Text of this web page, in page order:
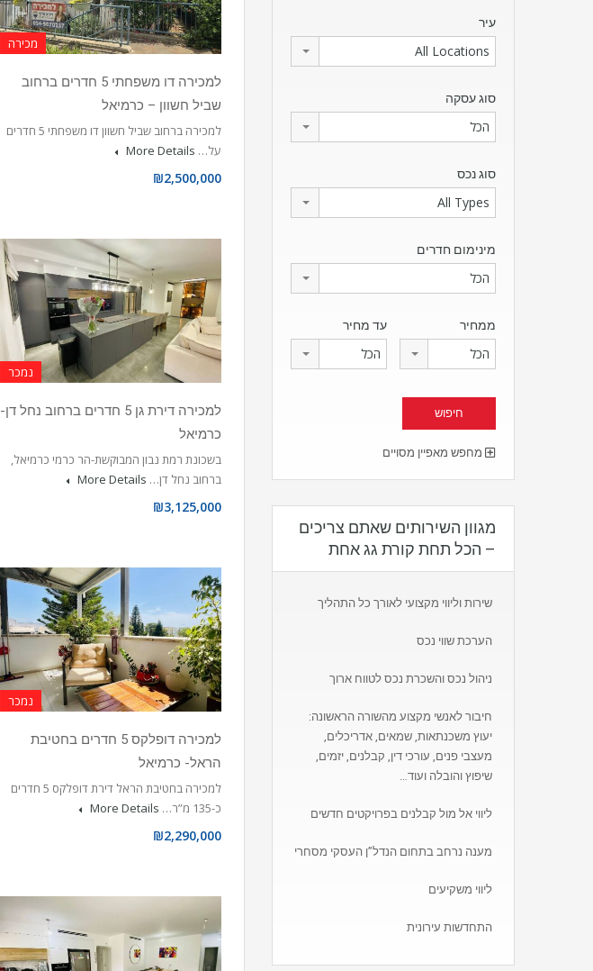
מכירה
למכירה דו משפחתי 5 חדרים ברחוב
שביל חשוון – כרמיאל
למכירה ברחוב שביל חשוון דו משפחתי 5 חדרים
על… More Details
₪2,500,000
נמכר
למכירה דירת גן 5 חדרים ברחוב נחל דן-
כרמיאל
בשכונת רמת נבון המבוקשת-הר כרמי כרמיאל,
ברחוב נחל דן… More Details
₪3,125,000
נמכר
למכירה דופלקס 5 חדרים בחטיבת
הראל- כרמיאל
למכירה בחטיבת הראל דירת דופלקס 5 חדרים
כ-135 מ”ר…
More Details
₪2,290,000
עיר
All Locations
סוג עסקה
הכל
סוג נכס
All Types
מינימום חדרים
הכל
ממחיר
הכל
עד מחיר
הכל
מחפש מאפיין מסויים
מגוון השירותים שאתם צריכים
– הכל תחת קורת גג אחת
שירות וליווי מקצועי לאורך כל התהליך
הערכת שווי נכס
ניהול נכס והשכרת נכס לטווח ארוך
חיבור לאנשי מקצוע מהשורה הראשונה:
יעוץ משכנתאות, שמאים, אדריכלים,
מעצבי פנים, עורכי דין, קבלנים, יזמים,
שיפוץ והובלה ועוד…
ליווי אל מול קבלנים בפרויקטים חדשים
מענה נרחב בתחום הנדל”ן העסקי מסחרי
ליווי משקיעים
התחדשות עירונית